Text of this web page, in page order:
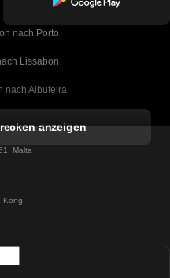
nach Porto
Lissabon
nach Albufeira
nach Lagos
nach Madrid
anzeigen
Malta
Kong